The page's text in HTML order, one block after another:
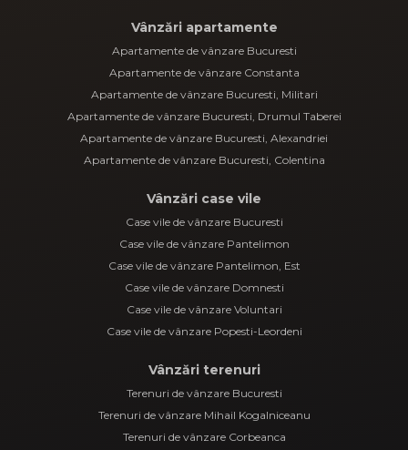
Vânzări apartamente
Apartamente de vânzare Bucuresti
Apartamente de vânzare Constanta
Apartamente de vânzare Bucuresti, Militari
Apartamente de vânzare Bucuresti, Drumul Taberei
Apartamente de vânzare Bucuresti, Alexandriei
Apartamente de vânzare Bucuresti, Colentina
Vânzări case vile
Case vile de vânzare Bucuresti
Case vile de vânzare Pantelimon
Case vile de vânzare Pantelimon, Est
Case vile de vânzare Domnesti
Case vile de vânzare Voluntari
Case vile de vânzare Popesti-Leordeni
Vânzări terenuri
Terenuri de vânzare Bucuresti
Terenuri de vânzare Mihail Kogalniceanu
Terenuri de vânzare Corbeanca